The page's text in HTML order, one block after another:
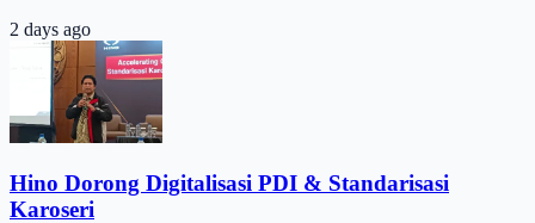
2 days ago
Hino Dorong Digitalisasi PDI & Standarisasi
Karoseri